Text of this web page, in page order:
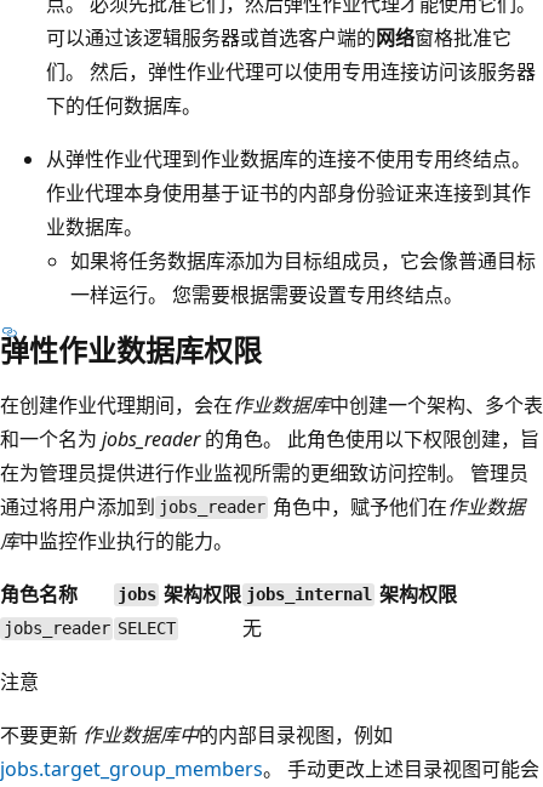
可以通过该逻辑服务器或首选客户端的网络窗格批准它
们。 然后，弹性作业代理可以使用专用连接访问该服务器
下的任何数据库。
从弹性作业代理到作业数据库的连接不使用专用终结点。
作业代理本身使用基于证书的内部身份验证来连接到其作
业数据库。
如果将任务数据库添加为目标组成员，它会像普通目标
一样运行。 您需要根据需要设置专用终结点。
弹性作业数据库权限
在创建作业代理期间，会在作业数据库中创建一个架构、多个表
和一个名为 jobs_reader的角色。 此角色使用以下权限创建，旨
在为管理员提供进行作业监视所需的更细致访问控制。 管理员
通过将用户添加到 jobs_reader 角色中，赋予他们在作业数据
库中监控作业执行的能力。
角色名称
jobs 架构权限 jobs_internal 架构权限
jobs_reader SELECT
无
注意
不要更新 作业数据库中的内部目录视图，例如
jobs.target_group_members。 手动更改上述目录视图可能会